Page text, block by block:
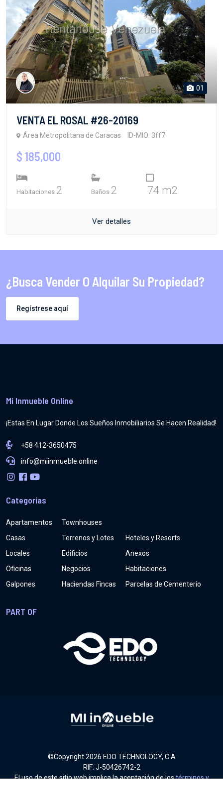
01
VENTA EL ROSAL #26-20169
Área Metropolitana de Caracas ID-MIO: 3ff7
$ 185,000
Habitaciones 2 Baños 2 74 m2
Ver detalles
¿Busca Vender O Alquilar Su Propiedad?
Regístrese aquí
Mi Inmueble Online
¡Estas En Lugar Donde Los Sueños Inmobiliarios Se Hacen Realidad!
+58 412-3650475
info@miinmueble.online
Categorías
Apartamentos
Casas
Locales
Oficinas
Galpones
Townhouses
Terrenos y Lotes
Edificios
Negocios
Haciendas Fincas
Hoteles y Resorts
Anexos
Habitaciones
Parcelas de Cementerio
PART OF
©Copyright2026 EDO TECHNOLOGY, C.A
RIF: J-50426742-2
El uso de este sitio web implica la aceptación de lostérminos y